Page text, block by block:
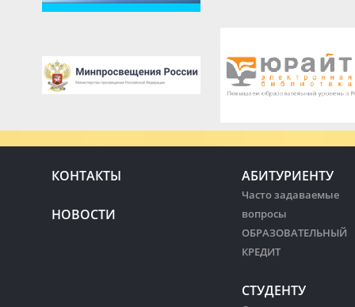
КОНТАКТЫ
НОВОСТИ
АБИТУРИЕНТУ
Часто задаваемые
вопросы
ОБРАЗОВАТЕЛЬНЫЙ
КРЕДИТ
СТУДЕНТУ